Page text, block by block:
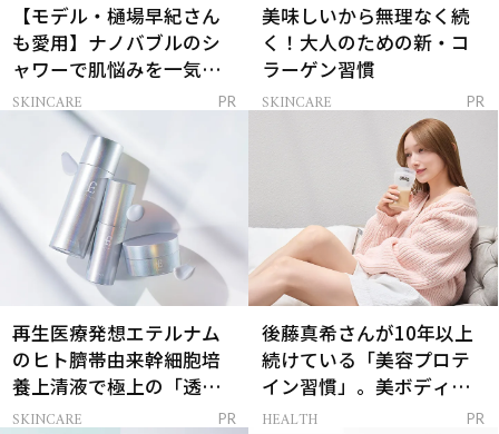
【モデル・樋場早紀さん
も愛用】ナノバブルのシ
ャワーで肌悩みを一気に
解決
SKINCARE PR
美味しいから無理なく続
く！大人のための新・コ
ラーゲン習慣
SKINCARE PR
再生医療発想エテルナム
のヒト臍帯由来幹細胞培
養上清液で極上の「透明
感ハリ肌」へ
SKINCARE PR
後藤真希さんが10年以上
続けている「美容プロテ
イン習慣」。美ボディを
支える朝ルーティンと
HEALTH PR